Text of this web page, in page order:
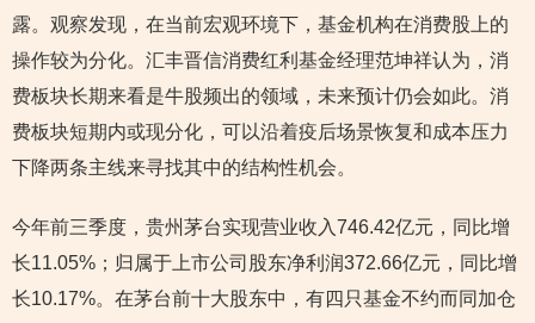
露。观察发现，在当前宏观环境下，基金机构在消费股上的
操作较为分化。汇丰晋信消费红利基金经理范坤祥认为，消
费板块长期来看是牛股频出的领域，未来预计仍会如此。消
费板块短期内或现分化，可以沿着疫后场景恢复和成本压力
下降两条主线来寻找其中的结构性机会。
今年前三季度，贵州茅台实现营业收入746.42亿元，同比增
长11.05%；归属于上市公司股东净利润372.66亿元，同比增
长10.17%。在茅台前十大股东中，有四只基金不约而同加仓